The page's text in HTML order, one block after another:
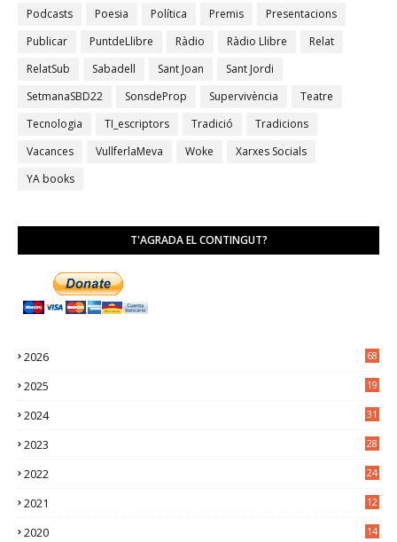
Podcasts
Poesia Política Premis
Presentacions
Publicar
PuntdeLlibre Ràdio Ràdio Llibre
Relat
RelatSub
Sabadell Sant Joan
Sant Jordi
SetmanaSBD22
SonsdeProp Supervivència
Teatre
Tecnologia
TI_escriptors Tradició
Tradicions
Vacances
VullferlaMeva Woke
Xarxes Socials
YA books
T'AGRADA EL CONTINGUT?
2026 68
2025
19
2024
31
2023
28
2022
24
2021
12
2020
14